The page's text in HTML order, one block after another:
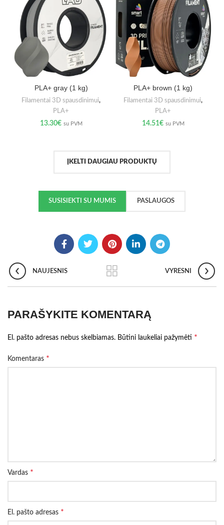
PLA+ gray (1 kg)
Filamentai 3D spausdinimui,
PLA+
13.30€ su PVM
PLA+ brown (1 kg)
Filamentai 3D spausdinimui,
PLA+
14.51€ su PVM
ĮKELTI DAUGIAU PRODUKTŲ
SUSISIEKTI SU MUMIS PASLAUGOS
NAUJESNIS VYRESNI
PARAŠYKITE KOMENTARĄ
El. pašto adresas nebus skelbiamas. Būtini laukeliai pažymėti *
Komentaras *
Vardas *
El. pašto adresas *